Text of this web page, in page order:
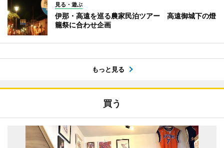
見る・遊ぶ
伊那・高遠を巡る農家民泊ツアー 高遠御城下の燈
籠祭に合わせ企画
もっと見る
買う